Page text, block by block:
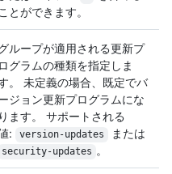
ことができます。
ループが適用される更新プ
ログラムの種類を指定しま
。 未定義の場合、既定でバ
ジョン更新プログラムにな
ります。 サポートされる
:
version-updates または
security-updates 。